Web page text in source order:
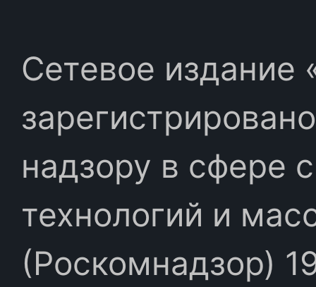
Сетевое издание
надзору в сфере
технологий и
(Роскомнадзор)